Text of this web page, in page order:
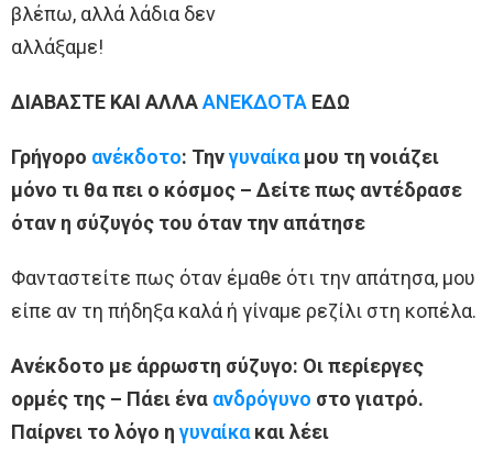
βλέπω, αλλά λάδια δεν
αλλάξαμε!
ΔΙΑΒΑΣΤΕ ΚΑΙ ΑΛΛΑΑΝΕΚΔΟΤΑ ΕΔΩ
Γρήγορο ανέκδοτο: Τηνγυναίκαμου τη νοιάζει
μόνο τι θα πει ο κόσμος – Δείτε πως αντέδρασε
όταν η σύζυγός του όταν την απάτησε
Φανταστείτε πως όταν έμαθε ότι την απάτησα, μου
είπε αν τη πήδηξα καλά ή γίναμε ρεζίλι στη κοπέλα.
Ανέκδοτο με άρρωστη σύζυγο: Οι περίεργες
ορμές της – Πάει ένα ανδρόγυνο στο γιατρό.
Παίρνει το λόγο η γυναίκακαι λέει